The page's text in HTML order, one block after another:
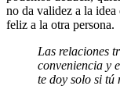
no da validez a la
feliz a la otra persona.
Las relaciones
conveniencia y
te doy solo si tú